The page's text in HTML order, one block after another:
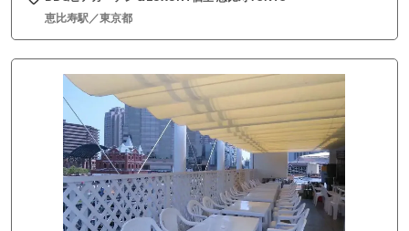
恵比寿駅／東京都